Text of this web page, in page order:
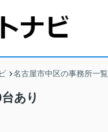
名古屋市中区の事務所一覧
あり